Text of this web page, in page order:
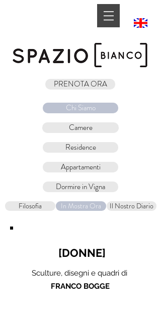
PRENOTA ORA
Chi Siamo
Camere
Residence
Appartamenti
Dormire in Vigna
Filosofia In Mostra Ora Il Nostro Diario
[DONNE]
Sculture, disegni e quadri di
FRANCO BOGGE